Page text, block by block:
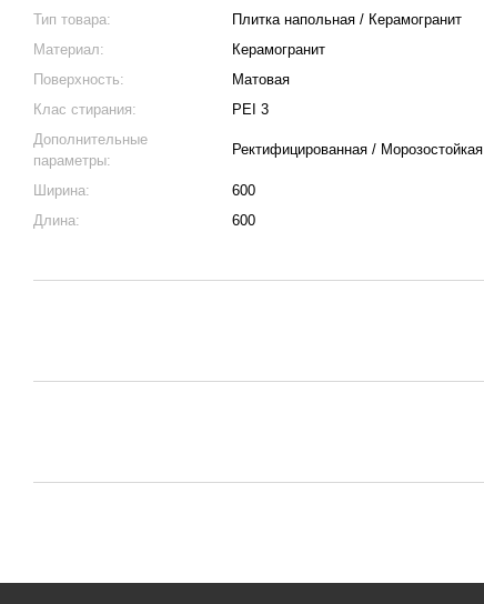
Тип товара:
Плитка напольная / Керамогранит
Материал:
Керамогранит
Поверхность:
Матовая
Клас стирания:
PEI 3
Дополнительные
параметры:
Ректифицированная / Морозостойкая
Ширина:
600
Длина:
600